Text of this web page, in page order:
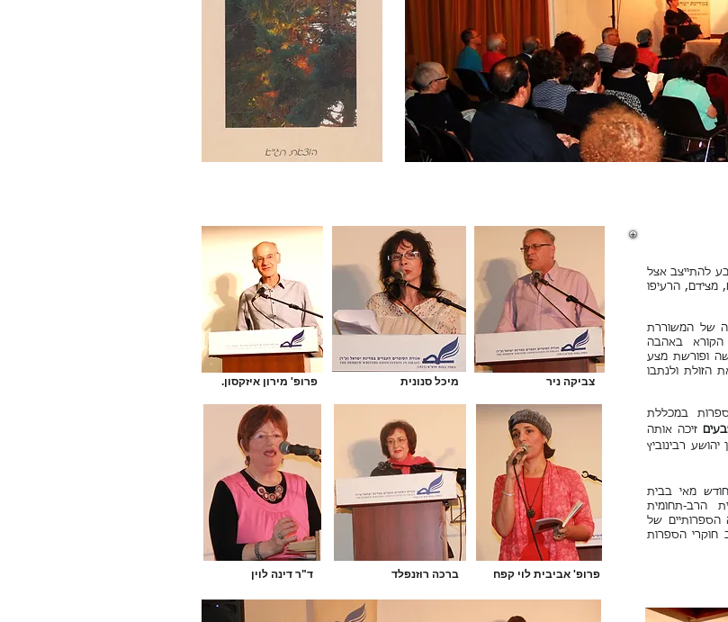
פרופ' מירון איזקסון.
ד"ר דינה לוין
מיכל סנונית
ברכה רוזנפלד
צביקה ניר
פרופ' אביבית לוי קפח
להתייצב אצל
מצידם, הרעיפו
של המשוררת
באהבה
ופורשת מצע
הזולת ולנתבו
כמרצה לספרות במכללת
זיכה אותה
קרן יהושע רבינוביץ
מאי בבית
הרב-תחומית
הספרותיים של
חוקרי הספרות